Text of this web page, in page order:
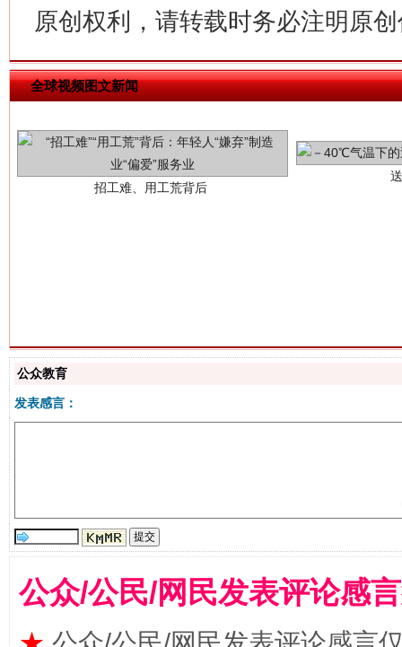
原创权利，请转载时务必注明原
全球视频图文新闻
招工难、用工荒背后
这是一记警钟！
公众教育
发表感言：
公众/公民/网民发表评论感